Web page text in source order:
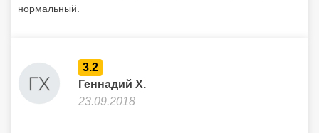
нормальный.
3.2
Геннадий Х.
23.09.2018